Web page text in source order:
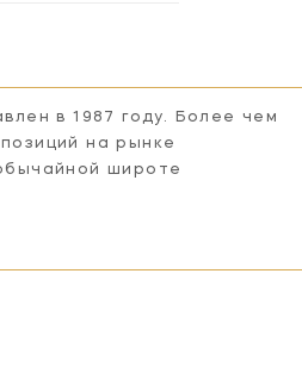
в 1987 году. Более чем
на рынке
широте